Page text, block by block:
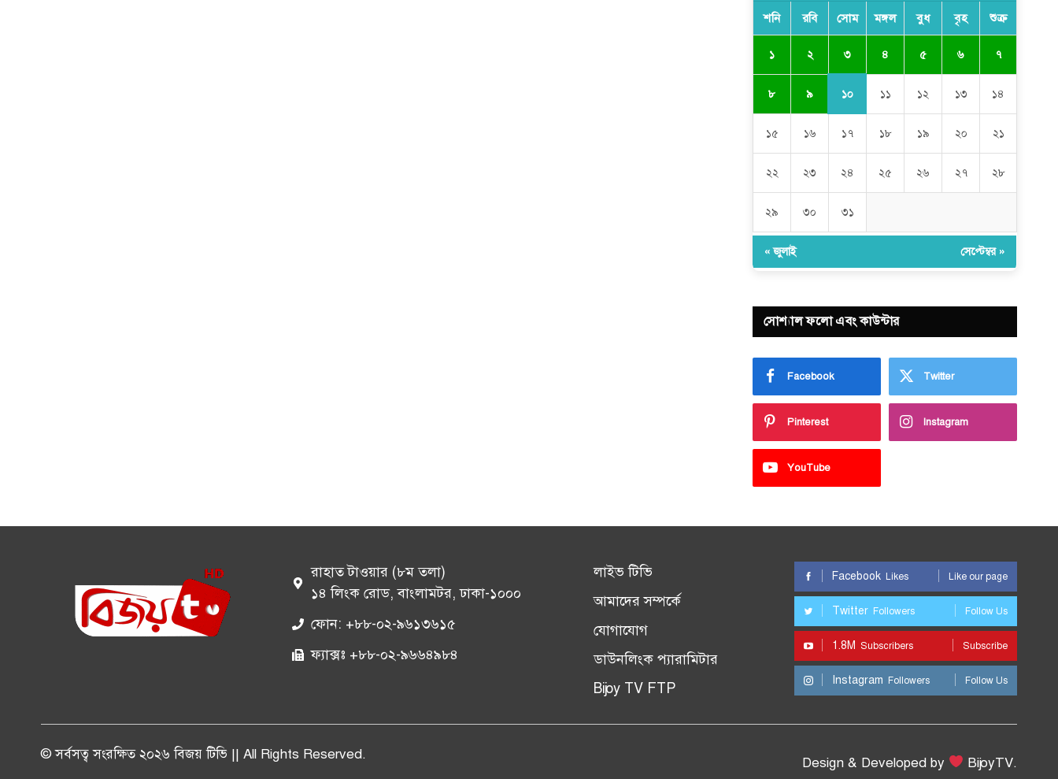
শনি রবি সোম মঙ্গল বুধ বৃহ শুক্র
১ ২ ৩ ৪ ৫ ৬ ৭
৮ ৯ ১০ ১১ ১২ ১৩ ১৪
১৫ ১৬ ১৭ ১৮ ১৯ ২০ ২১
২২ ২৩ ২৪ ২৫ ২৬ ২৭ ২৮
২৯ ৩০ ৩১
« জুলাই সেপ্টেম্বর »
সোশ্যাল ফলো এবং কাউন্টার
Facebook Twitter
Pinterest Instagram
YouTube
রাহাত টাওয়ার (৮ম তলা)
১৪ লিংক রোড, বাংলামটর, ঢাকা-১০০০
ফোন: +৮৮-০২-৯৬১৩৬১৫
ফ্যাক্সঃ +৮৮-০২-৯৬৬৪৯৮৪
লাইভ টিভি
আমাদের সম্পর্কে
যোগাযোগ
ডাউনলিংক প্যারামিটার
Bijoy TV FTP
Facebook Likes Like our page
Twitter Followers Follow Us
1.8M Subscribers Subscribe
Instagram Followers Follow Us
© সর্বসত্ব সংরক্ষিত ২০২৬ বিজয় টিভি || All Rights Reserved. Design & Developed by BijoyTV.